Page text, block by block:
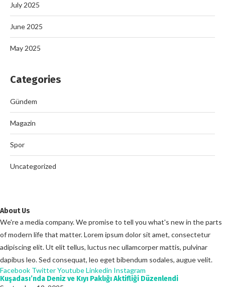
July 2025
June 2025
May 2025
Categories
Gündem
Magazin
Spor
Uncategorized
About Us
We're a media company. We promise to tell you what's new in the parts
of modern life that matter. Lorem ipsum dolor sit amet, consectetur
adipiscing elit. Ut elit tellus, luctus nec ullamcorper mattis, pulvinar
dapibus leo. Sed consequat, leo eget bibendum sodales, augue velit.
Facebook TwitterYoutubeLinkedin Instagram
Kuşadası’nda Deniz ve Kıyı Paklığı Aktifliği Düzenlendi